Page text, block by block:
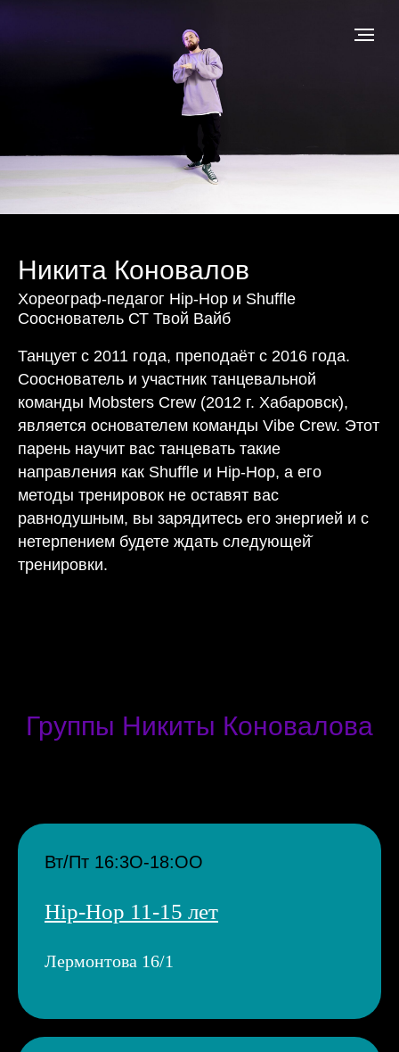
Никита Коновалов
Хореограф-педагог Hip-Hop и Shuffle
Сооснователь СТ Твой Вайб
Танцует с 2011 года, преподаёт с 2016 года.
Сооснователь и участник танцевальной
команды Mobsters Crew (2012 г. Хабаровск),
является основателем команды Vibe Crew. Этот
парень научит вас танцевать такие
направления как Shuffle и Hip-Hop, а его
методы тренировок не оставят вас
равнодушным, вы зарядитесь его энергией и с
нетерпением будете ждать следующей̆
тренировки.
Группы Никиты Коновалова
Вт/Пт 16:3О-18:ОО
Hip-Hop 11-15 лет
Лермонтова 16/1